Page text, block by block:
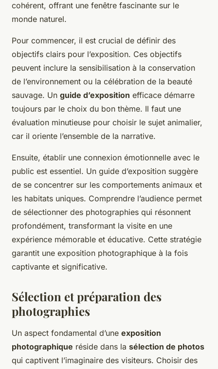
cohérent, offrant une fenêtre fascinante sur le
monde naturel.
Pour commencer, il est crucial de définir des
objectifs clairs pour l’exposition. Ces objectifs
peuvent inclure la sensibilisation à la conservation
de l’environnement ou la célébration de la beauté
sauvage. Un guide d’exposition efficace démarre
toujours par le choix du bon thème. Il faut une
évaluation minutieuse pour choisir le sujet animalier,
car il oriente l’ensemble de la narrative.
Ensuite, établir une connexion émotionnelle avec le
public est essentiel. Un guide d’exposition suggère
de se concentrer sur les comportements animaux et
les habitats uniques. Comprendre l’audience permet
de sélectionner des photographies qui résonnent
profondément, transformant la visite en une
expérience mémorable et éducative. Cette stratégie
garantit une exposition photographique à la fois
captivante et significative.
Sélection et préparation des
photographies
Un aspect fondamental d’une exposition
photographique réside dans la sélection de photos
qui captivent l’imaginaire des visiteurs. Choisir des